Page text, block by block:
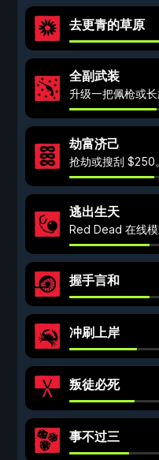
去更青的草原
全副武装
升级一把佩枪或长
劫富济己
抢劫或搜刮 $250。
逃出生天
Red Dead 在线模
握手言和
冲刷上岸
叛徒必死
事不过三